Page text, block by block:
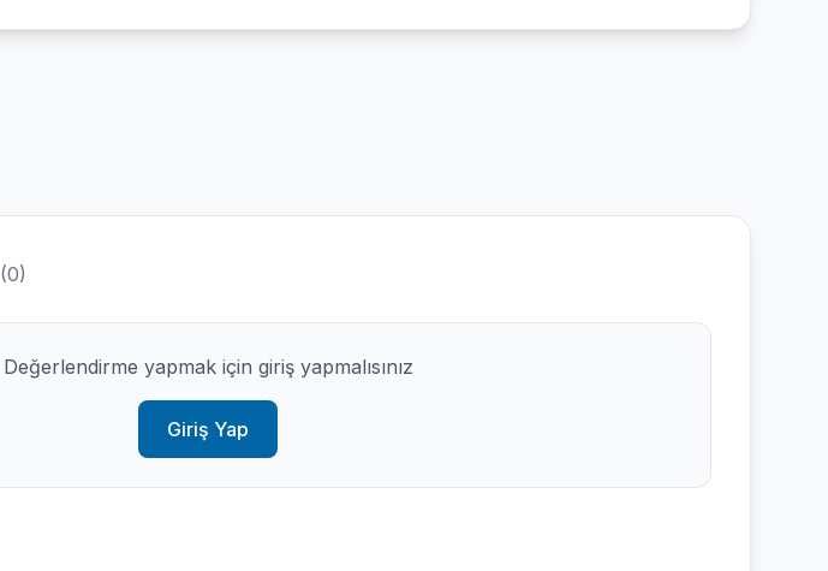
(0)
Değerlendirme yapmak için giriş yapmalısınız
Giriş Yap